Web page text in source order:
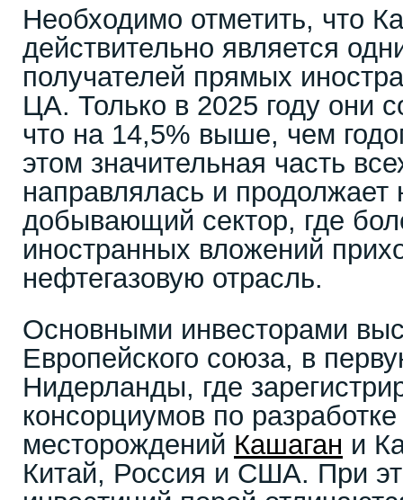
Необходимо отметить, что
действительно является
получателей прямых
ЦА. Только в 2025 году они
что на 14,5% выше, чем
этом значительная часть
направлялась и продолжает
добывающий сектор, где
иностранных вложений
нефтегазовую отрасль.
Основными инвесторами
Европейского союза, в
Нидерланды, где
консорциумов по
месторождений Кашаган и
Китай, Россия и США. При